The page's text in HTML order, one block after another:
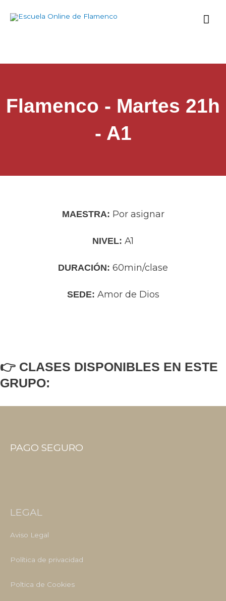
Flamenco - Martes 21h
- A1
MAESTRA: Por asignar
NIVEL: A1
DURACIÓN: 60min/clase
SEDE: Amor de Dios
👉 CLASES DISPONIBLES EN ESTE
GRUPO:
PAGO SEGURO
LEGAL
Aviso Legal
Política de privacidad
Poltica de Cookies